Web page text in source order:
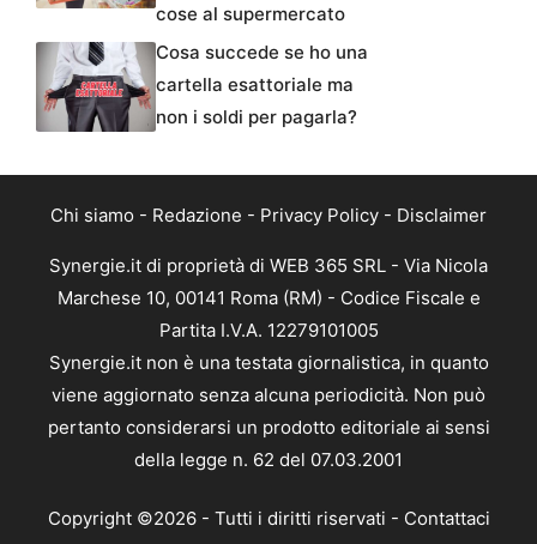
cose al supermercato
Cosa succede se ho una
cartella esattoriale ma
non i soldi per pagarla?
Chi siamo - Redazione - Privacy Policy - Disclaimer
Synergie.it di proprietà di WEB 365 SRL - Via Nicola
Marchese 10, 00141 Roma (RM) - Codice Fiscale e
Partita I.V.A. 12279101005
Synergie.it non è una testata giornalistica, in quanto
viene aggiornato senza alcuna periodicità. Non può
pertanto considerarsi un prodotto editoriale ai sensi
della legge n. 62 del 07.03.2001
Copyright ©2026 - Tutti i diritti riservati - Contattaci